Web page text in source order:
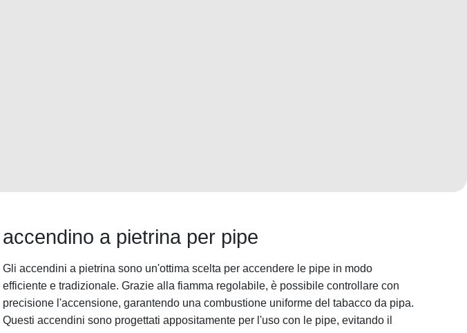
accendino a pietrina per pipe
Gli accendini a pietrina sono un'ottima scelta per accendere le pipe in modo
efficiente e tradizionale. Grazie alla fiamma regolabile, è possibile controllare con
precisione l'accensione, garantendo una combustione uniforme del tabacco da pipa.
Questi accendini sono progettati appositamente per l'uso con le pipe, evitando il